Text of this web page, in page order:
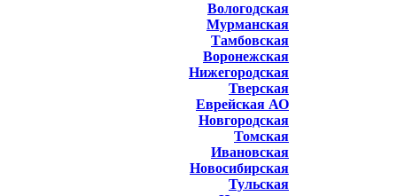
Вологодская
Мурманская
Тамбовская
Воронежская
Нижегородская
Тверская
Еврейская АО
Новгородская
Томская
Ивановская
Новосибирская
Тульская